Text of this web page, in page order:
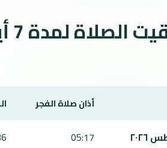
الفجر والشروق والظهر والعصر والمغرب والعشاء.
أذان صلاة الفجر
05:17